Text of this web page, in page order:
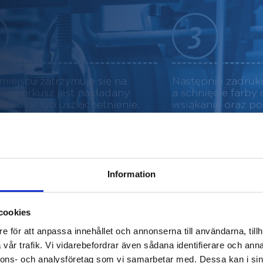
Information
för att anpassa innehållet och annonserna till användarna,
trafik. Vi vidarebefordrar även sådana identifierare och
och analysföretag som vi samarbetar med. Dessa kan i
zatrzymuje się na
na arkusz jest nakładany
kolor lub uszlachetnienie.
Następnie
a schnięcie farby
wsiąkanie oraz
falcowaniem, arkusze
dobrze się utrwali. To
Drukarnia
maszyny
Maksymalny
wyprodukować
miesiąc. Jedna
Speedmaster